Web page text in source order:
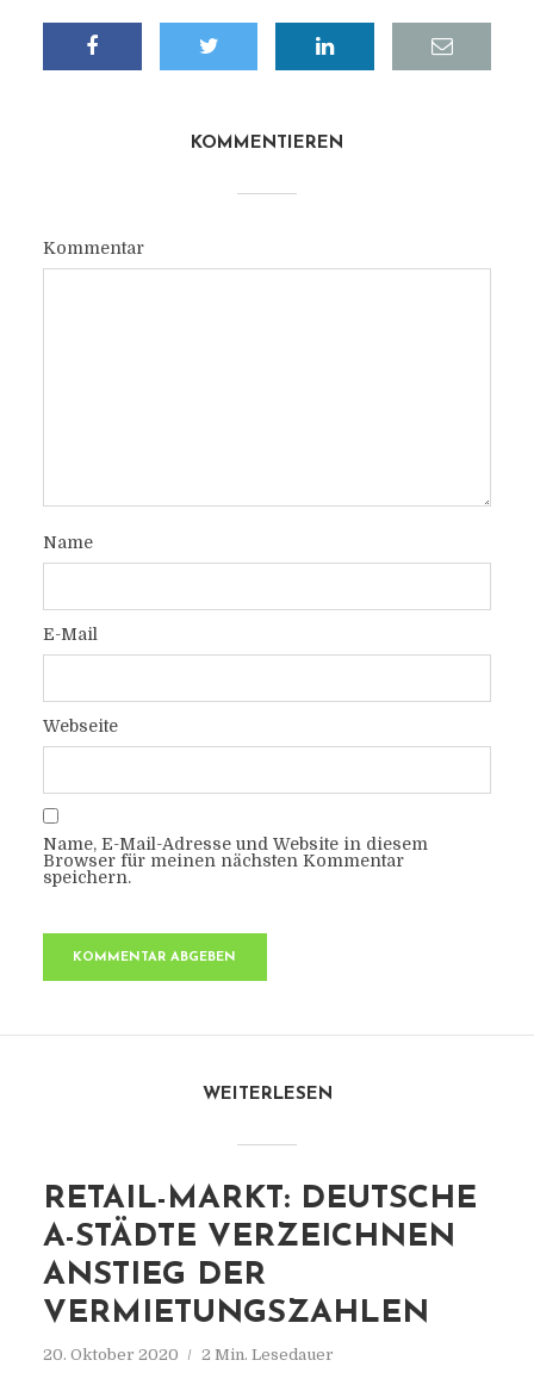
KOMMENTIEREN
Kommentar
Name
E-Mail
Webseite
Name, E-Mail-Adresse und Website in diesem
Browser für meinen nächsten Kommentar
speichern.
WEITERLESEN
RETAIL-MARKT: DEUTSCHE
A-STÄDTE VERZEICHNEN
ANSTIEG DER
VERMIETUNGSZAHLEN
20. Oktober 2020 2 Min. Lesedauer